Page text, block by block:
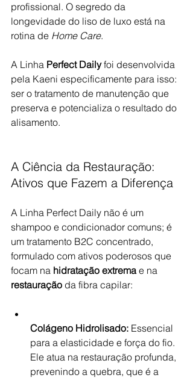
profissional. O segredo da
longevidade do liso de luxo está na
rotina de Home Care.
A Linha Perfect Daily foi desenvolvida
pela Kaeni especificamente para isso:
ser o tratamento de manutenção que
preserva e potencializa o resultado do
alisamento.
A Ciência da Restauração:
Ativos que Fazem a Diferença
A Linha Perfect Daily não é um
shampoo e condicionador comuns; é
um tratamento B2C concentrado,
formulado com ativos poderosos que
focam na hidratação extrema e na
restauração da fibra capilar:
Colágeno Hidrolisado: Essencial
para a elasticidade e força do fio.
Ele atua na restauração profunda,
prevenindo a quebra, que é a